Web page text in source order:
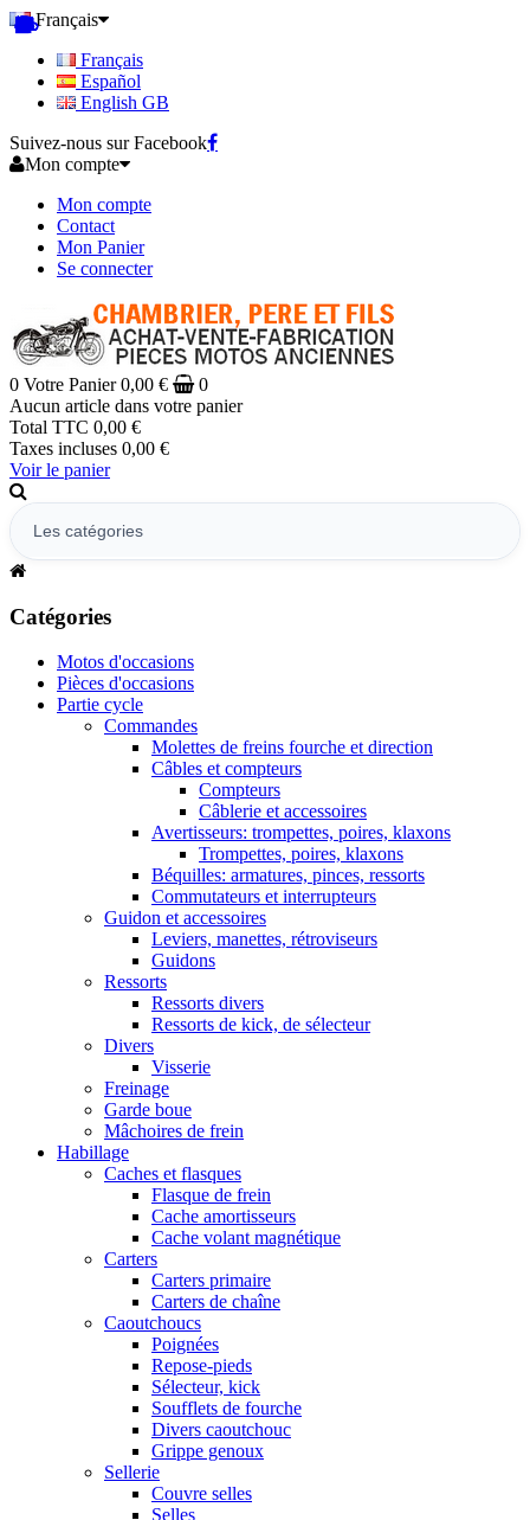
Français
Français
Español
English GB
Suivez-nous sur Facebook
Mon compte
Mon compte
Contact
Mon Panier
Se connecter
0 Votre Panier 0,00 €
0
Aucun article dans votre panier
Total TTC 0,00 €
Taxes incluses 0,00 €
Voir le panier
Catégories
Motos d'occasions
Pièces d'occasions
Partie cycle
Commandes
Molettes de freins fourche et direction
Câbles et compteurs
Compteurs
Câblerie et accessoires
Avertisseurs: trompettes, poires, klaxons
Trompettes, poires, klaxons
Béquilles: armatures, pinces, ressorts
Commutateurs et interrupteurs
Guidon et accessoires
Leviers, manettes, rétroviseurs
Guidons
Ressorts
Ressorts divers
Ressorts de kick, de sélecteur
Divers
Visserie
Freinage
Garde boue
Mâchoires de frein
Habillage
Caches et flasques
Flasque de frein
Cache amortisseurs
Cache volant magnétique
Carters
Carters primaire
Carters de chaîne
Caoutchoucs
Poignées
Repose-pieds
Sélecteur, kick
Soufflets de fourche
Divers caoutchouc
Grippe genoux
Sellerie
Couvre selles
Selles